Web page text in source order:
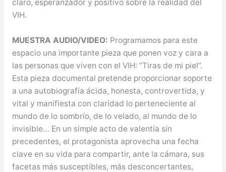
claro, esperanzador y positivo sobre la realidad del
VIH.
MUESTRA AUDIO/VIDEO: Programamos para este
espacio una importante pieza que ponen voz y cara a
las personas que viven con el VIH: “Tiras de mi piel”.
Esta pieza documental pretende proporcionar soporte
a una autobiografía ácida, honesta, controvertida, y
vital y manifiesta con claridad lo perteneciente al
mundo de lo sombrío, de lo velado, al mundo de lo
invisible… En un simple acto de valentía sin
precedentes, el protagonista aprovecha una fecha
clave en su vida para compartir, ante la cámara, sus
facetas más susceptibles, más desconcertantes,